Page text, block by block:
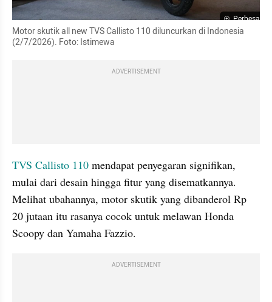
Perbesar
Motor skutik all new TVS Callisto 110 diluncurkan di Indonesia
(2/7/2026). Foto: Istimewa
ADVERTISEMENT
TVS Callisto 110 mendapat penyegaran signifikan,
mulai dari desain hingga fitur yang disematkannya.
Melihat ubahannya, motor skutik yang dibanderol Rp
20 jutaan itu rasanya cocok untuk melawan Honda
Scoopy dan Yamaha Fazzio.
ADVERTISEMENT